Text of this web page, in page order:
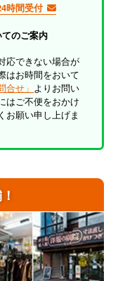
時間受付
のご案内
応できない場合が
はお時間をおいて
合せ」 よりお問い
はご不便をおかけ
お願い申し上げま